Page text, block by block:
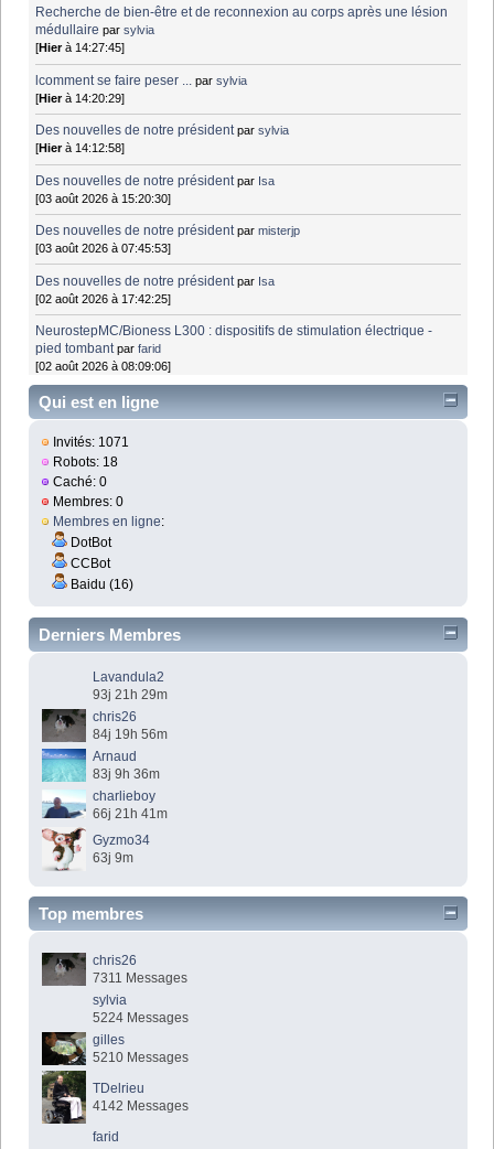
Recherche de bien-être et de reconnexion au corps après une lésion
médullaire parsylvia
[Hierà 14:27:45]
lcomment se faire peser ... parsylvia
[Hierà 14:20:29]
Des nouvelles de notre président parsylvia
[Hierà 14:12:58]
Des nouvelles de notre président par Isa
[03 août 2026 à 15:20:30]
Des nouvelles de notre président parmisterjp
[03 août 2026 à 07:45:53]
Des nouvelles de notre président par Isa
[02 août 2026 à 17:42:25]
NeurostepMC/Bioness L300 : dispositifs de stimulation électrique -
pied tombant parfarid
[02 août 2026 à 08:09:06]
Qui est en ligne
Invités: 1071
Robots: 18
Caché: 0
Membres: 0
Membres en ligne:
DotBot
CCBot
Baidu (16)
Derniers Membres
Lavandula2
93j 21h 29m
chris26
84j 19h 56m
Arnaud
83j 9h 36m
charlieboy
66j 21h 41m
Gyzmo34
63j 9m
Top membres
chris26
7311 Messages
sylvia
5224 Messages
gilles
5210 Messages
TDelrieu
4142 Messages
farid